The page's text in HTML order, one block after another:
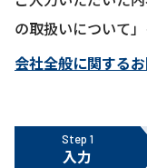
の取扱いについて
会社全般に関する
Step 1
入力